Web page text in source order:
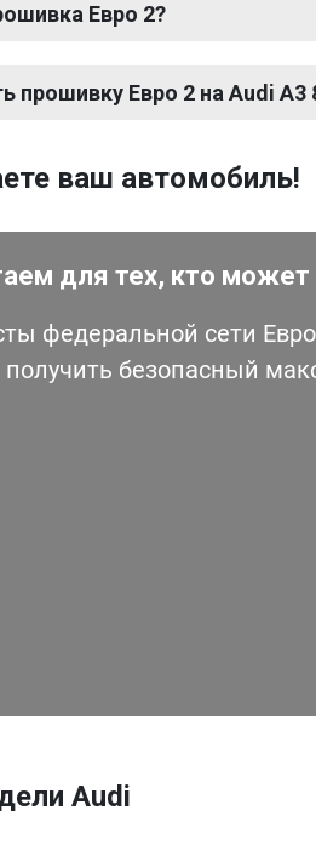
Евро 2?
прошивку Евро 2 на Audi A3
ваш автомобиль!
для тех, кто может
федеральной сети
получить безопасный
Audi